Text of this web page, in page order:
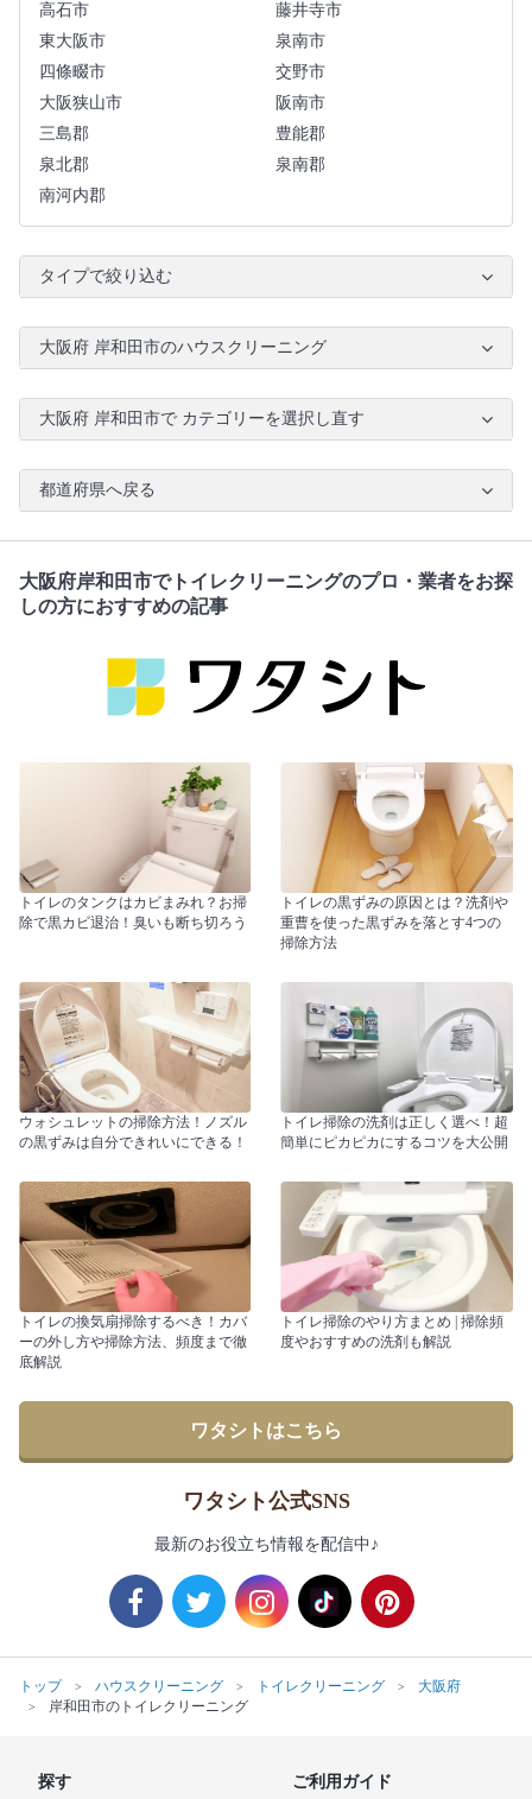
高石市
藤井寺市
東大阪市
泉南市
四條畷市
交野市
大阪狭山市
阪南市
三島郡
豊能郡
泉北郡
泉南郡
南河内郡
タイプで絞り込む
大阪府 岸和田市のハウスクリーニング
大阪府 岸和田市で カテゴリーを選択し直す
都道府県へ戻る
大阪府岸和田市でトイレクリーニングのプロ・業者をお探
しの方におすすめの記事
トイレのタンクはカビまみれ？お掃
除で黒カビ退治！臭いも断ち切ろう
トイレの黒ずみの原因とは？洗剤や
重曹を使った黒ずみを落とす4つの
掃除方法
ウォシュレットの掃除方法！ノズル
の黒ずみは自分できれいにできる！
トイレ掃除の洗剤は正しく選べ！超
簡単にピカピカにするコツを大公開
トイレの換気扇掃除するべき！カバ
ーの外し方や掃除方法、頻度まで徹
底解説
トイレ掃除のやり方まとめ | 掃除頻
度やおすすめの洗剤も解説
ワタシトはこちら
ワタシト公式SNS
最新のお役立ち情報を配信中♪
トップ ハウスクリーニング トイレクリーニング
大阪府
岸和田市のトイレクリーニング
探す ご利用ガイド